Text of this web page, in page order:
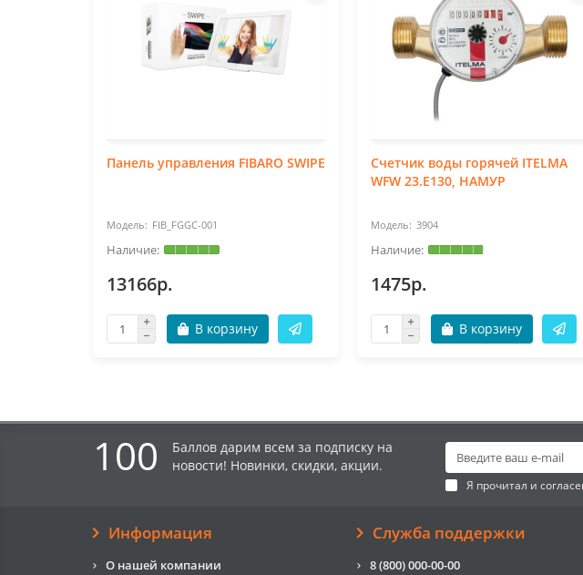
Панель управления FIBARO SWIPE
FIB_FGGC-001
13166р.
В корзину
Счетчик воды горячей ITELMA
WFW 23.E130, НАМУР
3904
1475р.
В корзину
100
Баллов дарим всем за подписку на
новости! Новинки, скидки, акции.
Я прочитал и
Информация
О нашей компании
Служба поддержки
8 (800) 000-00-00